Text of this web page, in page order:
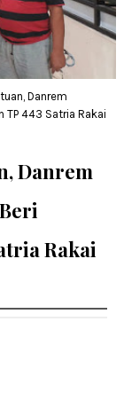
Danrem
TP 443 Satria Rakai
Danrem
Rakai